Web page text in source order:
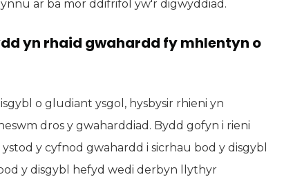
ar ba mor ddifrifol yw'r digwyddiad.
yn rhaid gwahardd fy mhlentyn o
o gludiant ysgol, hysbysir rhieni yn
dros y gwaharddiad. Bydd gofyn i rieni
y cyfnod gwahardd i sicrhau bod y disgybl
y disgybl hefyd wedi derbyn llythyr